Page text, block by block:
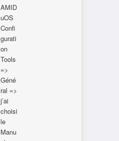
AMID
uOS
Confi
gurati
on
Tools
=>
Géné
ral =>
j’ai
choisi
le
Manu